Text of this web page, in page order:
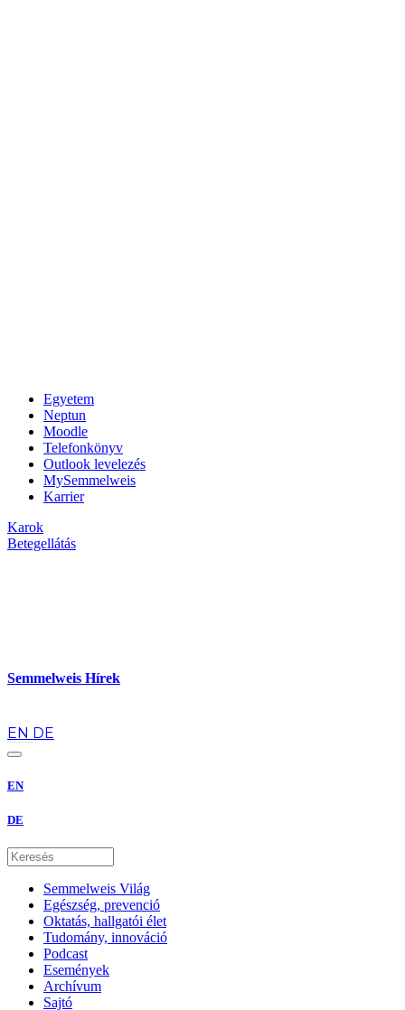
Egyetem
Neptun
Moodle
Telefonkönyv
Outlook levelezés
MySemmelweis
Karrier
Karok
Betegellátás
Semmelweis Hírek
EN DE
EN
DE
Semmelweis Világ
Egészség, prevenció
Oktatás, hallgatói élet
Tudomány, innováció
Podcast
Események
Archívum
Sajtó